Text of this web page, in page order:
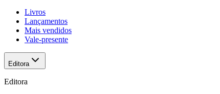
Livros
Lançamentos
Mais vendidos
Vale-presente
Editora
Editora